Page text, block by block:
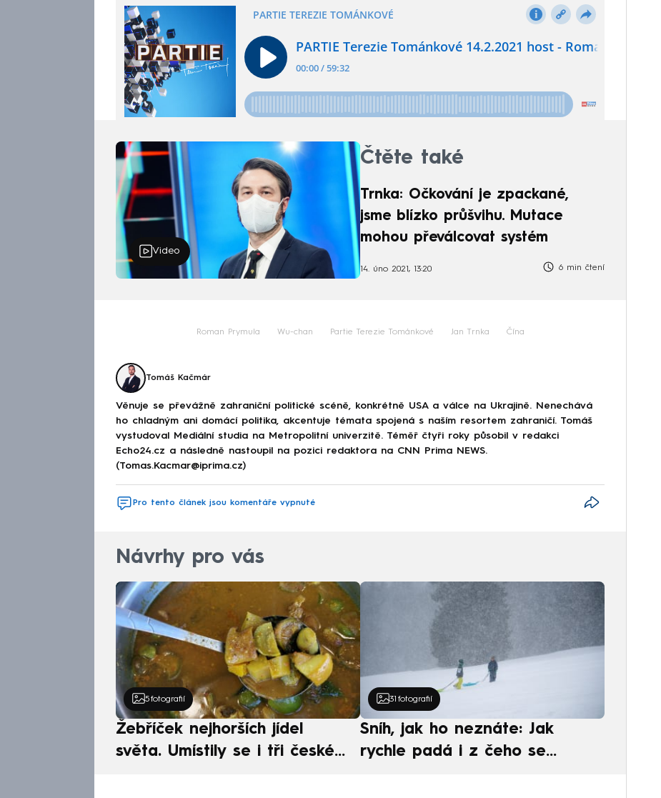
zamořovali koronavirem svět, pak podle imunologa Václava Hořejšího nejsou důkazy.
Video
Čtěte také
Trnka: Očkování je zpackané,
jsme blízko průšvihu. Mutace
mohou převálcovat systém
14. úno 2021, 13:20 6 min čtení
Roman Prymula Wu-chan Partie Terezie Tománkové Jan Trnka Čína
Tomáš Kačmár
Věnuje se převážně zahraniční politické scéně, konkrétně USA a válce na Ukrajině. Nenechává
ho chladným ani domácí politika, akcentuje témata spojená s naším resortem zahraničí. Tomáš
vystudoval Mediální studia na Metropolitní univerzitě. Téměř čtyři roky působil v redakci
Echo24.cz a následně nastoupil na pozici redaktora na CNN Prima NEWS.
(Tomas.Kacmar@iprima.cz)
Pro tento článek jsou komentáře vypnuté
Návrhy pro vás
5 fotografií
Žebříček nejhorších jídel
světa. Umístily se i tři české
31 fotografií
Sníh, jak ho neznáte: Jak
rychle padá i z čeho se